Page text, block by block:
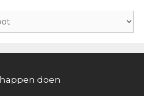
doen